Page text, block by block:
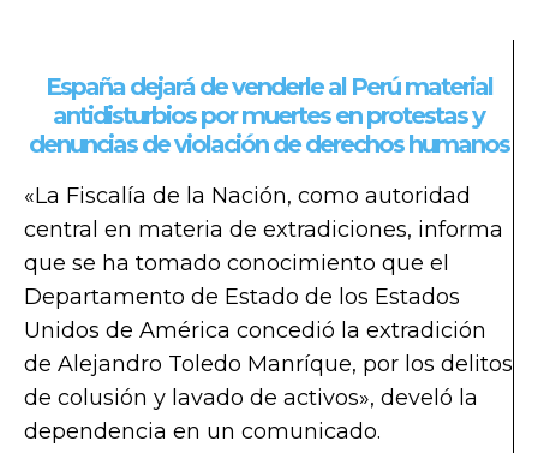
España dejará de venderle al Perú material
antidisturbios por muertes en protestas y
denuncias de violación de derechos humanos
«La Fiscalía de la Nación, como autoridad
central en materia de extradiciones, informa
que se ha tomado conocimiento que el
Departamento de Estado de los Estados
Unidos de América concedió la extradición
de Alejandro Toledo Manríque, por los delitos
de colusión y lavado de activos», develó la
dependencia en un comunicado.